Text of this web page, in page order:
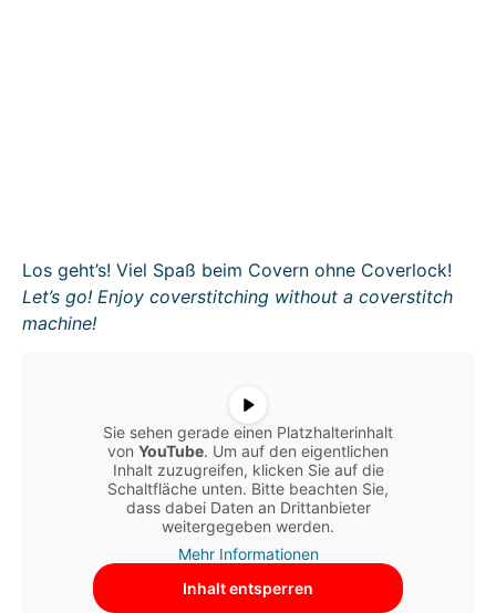
Los geht’s! Viel Spaß beim Covern ohne Coverlock!
Let’s go! Enjoy coverstitching without a coverstitch
machine!
Sie sehen gerade einen Platzhalterinhalt
von YouTube. Um auf den eigentlichen
Inhalt zuzugreifen, klicken Sie auf die
Schaltfläche unten. Bitte beachten Sie,
dass dabei Daten an Drittanbieter
weitergegeben werden.
Mehr Informationen
Inhalt entsperren